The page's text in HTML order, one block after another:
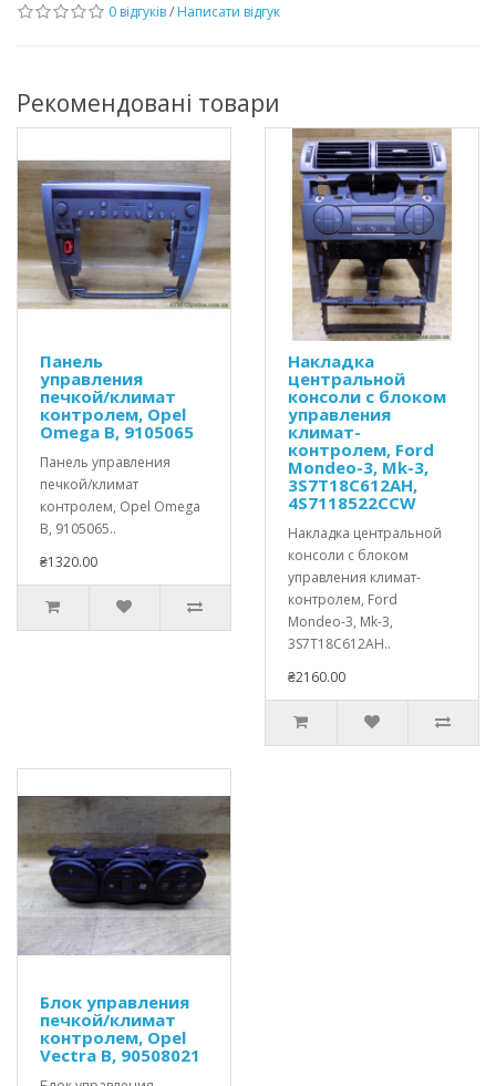
0 відгуків/ Написати відгук
Рекомендовані товари
Панель
управления
печкой/климат
контролем, Opel
Omega В, 9105065
Панель управления
печкой/климат
контролем, Opel Omega
В, 9105065..
₴1320.00
Накладка
центральной
консоли с блоком
управления
климат-
контролем, Ford
Mondeo-3, Mk-3,
3S7T18C612AH,
4S7118522CCW
Накладка центральной
консоли с блоком
управления климат-
контролем, Ford
Mondeo-3, Mk-3,
3S7T18C612AH..
₴2160.00
Блок управления
печкой/климат
контролем, Opel
Vectra B, 90508021